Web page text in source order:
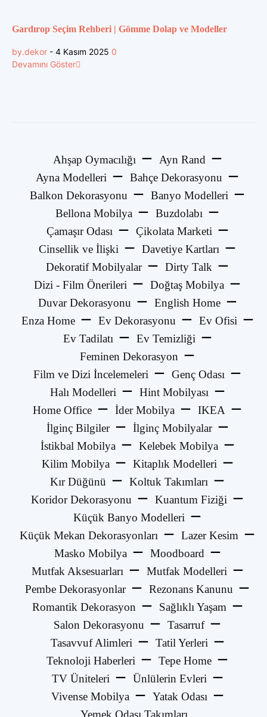
Gardırop Seçim Rehberi | Gömme Dolap ve Modeller
by.dekor - 4 Kasım 2025 0
Devamını Göster
Ahşap Oymacılığı
Ayn Rand
Ayna Modelleri
Bahçe Dekorasyonu
Balkon Dekorasyonu
Banyo Modelleri
Bellona Mobilya
Buzdolabı
Çamaşır Odası
Çikolata Marketi
Cinsellik ve İlişki
Davetiye Kartları
Dekoratif Mobilyalar
Dirty Talk
Dizi - Film Önerileri
Doğtaş Mobilya
Duvar Dekorasyonu
English Home
Enza Home
Ev Dekorasyonu
Ev Ofisi
Ev Tadilatı
Ev Temizliği
Feminen Dekorasyon
Film ve Dizi İncelemeleri
Genç Odası
Halı Modelleri
Hint Mobilyası
Home Office
İder Mobilya
IKEA
İlginç Bilgiler
İlginç Mobilyalar
İstikbal Mobilya
Kelebek Mobilya
Kilim Mobilya
Kitaplık Modelleri
Kır Düğünü
Koltuk Takımları
Koridor Dekorasyonu
Kuantum Fiziği
Küçük Banyo Modelleri
Küçük Mekan Dekorasyonları
Lazer Kesim
Masko Mobilya
Moodboard
Mutfak Aksesuarları
Mutfak Modelleri
Pembe Dekorasyonlar
Rezonans Kanunu
Romantik Dekorasyon
Sağlıklı Yaşam
Salon Dekorasyonu
Tasarruf
Tasavvuf Alimleri
Tatil Yerleri
Teknoloji Haberleri
Tepe Home
TV Üniteleri
Ünlülerin Evleri
Vivense Mobilya
Yatak Odası
Yemek Odası Takımları